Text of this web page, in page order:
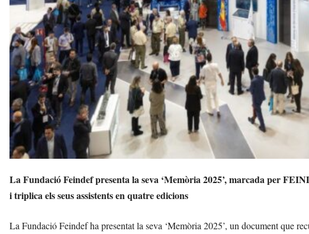
La Fundació Feindef presenta la seva ‘Memòria 2025’, marcada per
i triplica els seus assistents en quatre edicions
La Fundació Feindef ha presentat la seva ‘Memòria 2025’, un document que